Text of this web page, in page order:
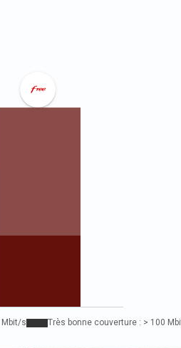
Mbit/s Très bonne couverture : > 100